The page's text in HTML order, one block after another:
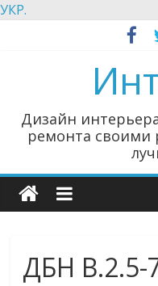
УКР.
Дизайн
ремонта своими
ДБН В.2.5-